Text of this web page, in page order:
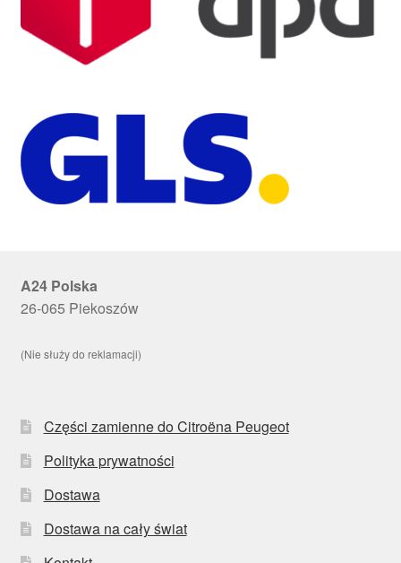
A24 Polska
26-065 Piekoszów
(Nie służy do reklamacji)
Części zamienne do Citroëna Peugeot
Polityka prywatności
Dostawa
Dostawa na cały świat